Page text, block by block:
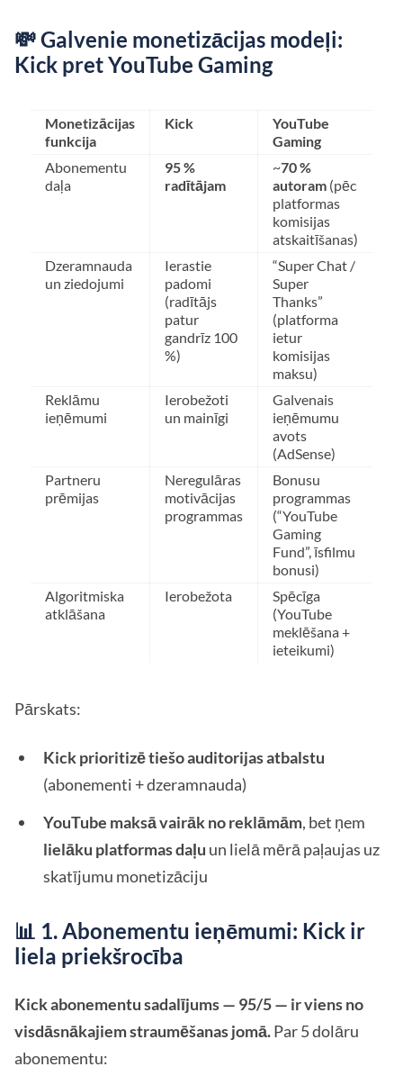
💸 Galvenie monetizācijas modeļi:
Kick pret YouTube Gaming
Monetizācijas
funkcija
Kick
YouTube
Gaming
Abonementu
daļa
95 %
radītājam
~70 %
autoram (pēc
platformas
komisijas
atskaitīšanas)
Dzeramnauda
un ziedojumi
Ierastie
padomi
(radītājs
patur
gandrīz 100
%)
“Super Chat /
Super
Thanks”
(platforma
ietur
komisijas
maksu)
Reklāmu
ieņēmumi
Ierobežoti
un mainīgi
Galvenais
ieņēmumu
avots
(AdSense)
Partneru
prēmijas
Neregulāras
motivācijas
programmas
Bonusu
programmas
(“YouTube
Gaming
Fund”, īsfilmu
bonusi)
Algoritmiska
atklāšana
Ierobežota
Spēcīga
(YouTube
meklēšana +
ieteikumi)
Pārskats:
Kick prioritizē tiešo auditorijas atbalstu
(abonementi + dzeramnauda)
YouTube maksā vairāk no reklāmām, bet ņem
lielāku platformas daļu un lielā mērā paļaujas uz
skatījumu monetizāciju
📊 1. Abonementu ieņēmumi: Kick ir
liela priekšrocība
Kick abonementu sadalījums — 95/5 — ir viens no
visdāsnākajiem straumēšanas jomā.Par 5 dolāru
abonementu: